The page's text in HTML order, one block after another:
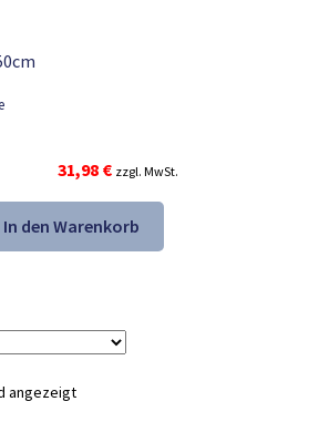
Ursprünglicher
Preis
war:
47,22 €
31,98 €Aktueller
Preis
ist:
31,98 €.
zzgl. MwSt.
In den Warenkorb
angezeigt